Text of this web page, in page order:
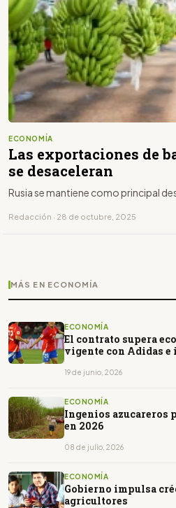
ECONOMÍA
Las exportaciones de
se desaceleran
Rusia se mantiene como principal
Redacción · 28 de octubre, 2025
MÁS EN ECONOMÍA
ECONOMÍA
El contrato supera
vigente con Adidas
19 de junio, 2026
ECONOMÍA
Ingenios azucareros
en 2026
08 de julio, 2026
ECONOMÍA
Gobierno impulsa
agricultores